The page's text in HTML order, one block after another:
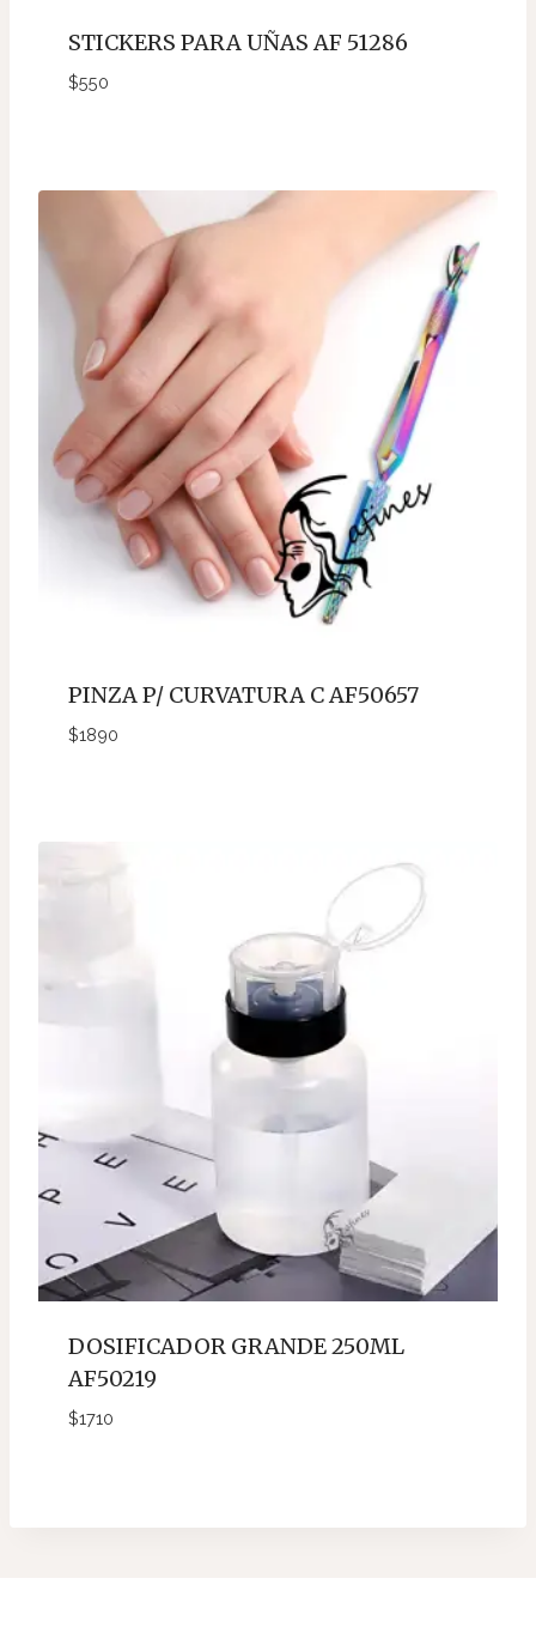
STICKERS PARA UÑAS AF 51286
$550
PINZA P/ CURVATURA C AF50657
$1890
DOSIFICADOR GRANDE 250ML
AF50219
$1710